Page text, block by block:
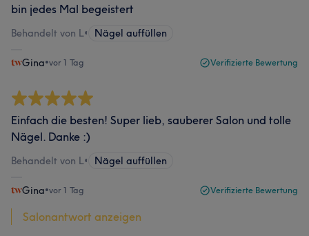
bin jedes Mal begeistert
Behandelt von L• Nägel auffüllen
Gina•vor 1 Tag Verifizierte Bewertung
Einfach die besten! Super lieb, sauberer Salon und tolle
Nägel. Danke :)
Behandelt von L• Nägel auffüllen
Gina•vor 1 Tag Verifizierte Bewertung
Salonantwort anzeigen